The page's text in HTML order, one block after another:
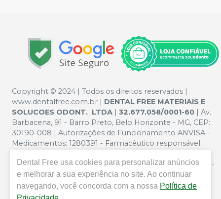
Copyright © 2024 | Todos os direitos reservados |
www.dentalfree.com.br | DENTAL FREE MATERIAIS E
SOLUCOES ODONT. LTDA | 32.677.058/0001-60 | Av.
Barbacena, 91 - Barro Preto, Belo Horizonte - MG, CEP:
30190-008 | Autorizações de Funcionamento ANVISA -
Medicamentos: 1280391 - Farmacêutico responsável:
Privacidade e Segurança - Fotos meramente ilustrativas -
Os preços e condições da loja virtual estão sujeitos a
alterações. Em caso de divergência de preços no site, o
valor válido é o do Carrinho de Compra. Não vendemos
Dental Free usa cookies para personalizar anúncios
e melhorar a sua experiência no site. Ao continuar
navegando, você concorda com a nossa Política de